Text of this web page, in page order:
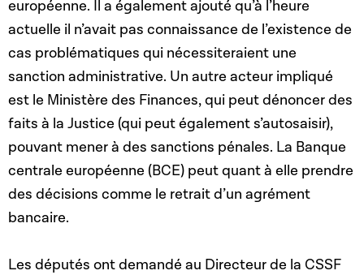
européenne. Il a également ajouté qu’à l’heure
actuelle il n’avait pas connaissance de l’existence de
cas problématiques qui nécessiteraient une
sanction administrative. Un autre acteur impliqué
est le Ministère des Finances, qui peut dénoncer des
faits à la Justice (qui peut également s’autosaisir),
pouvant mener à des sanctions pénales. La Banque
centrale européenne (BCE) peut quant à elle prendre
des décisions comme le retrait d’un agrément
bancaire.
Les députés ont demandé au Directeur de la CSSF